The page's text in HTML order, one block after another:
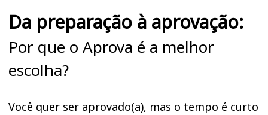
Da preparação à aprovação:
Por que o Aprova é a melhor
escolha?
Você quer ser aprovado(a), mas o tempo é curto